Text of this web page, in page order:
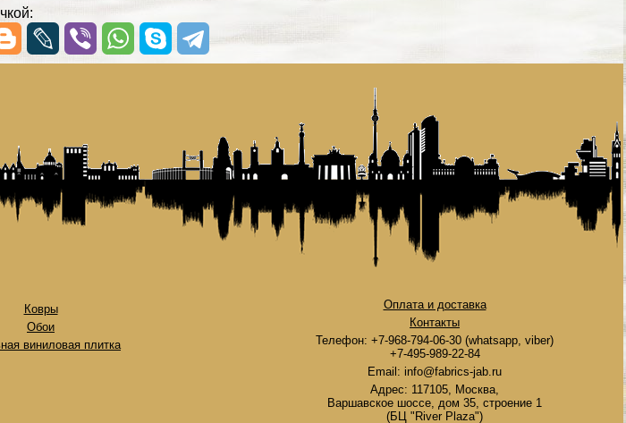
Ковры
Обои
виниловая плитка
Оплата и доставка
Контакты
Телефон: +7-968-794-06-30 (whatsapp, viber)
+7-495-989-22-84
Email: info@fabrics-jab.ru
Адрес: 117105, Москва,
Варшавское шоссе, дом 35, строение 1
(БЦ "River Plaza")